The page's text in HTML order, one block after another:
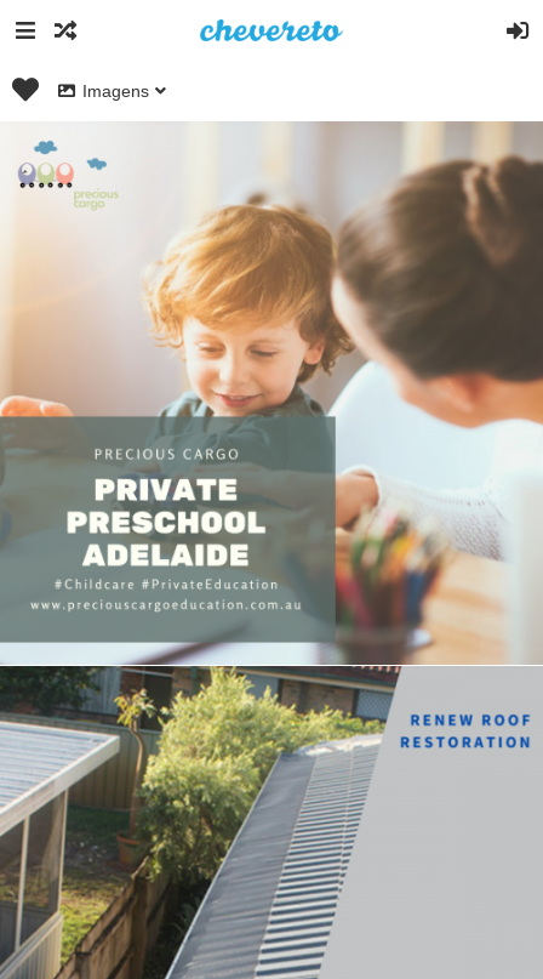
Imagens